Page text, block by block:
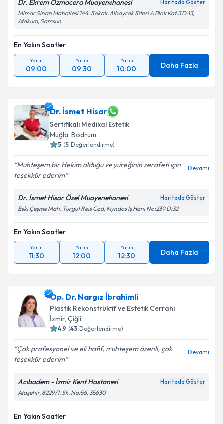
Dr. Ekrem Özmacera Muayenehanesi Haritada Göster
Mimar Sinan Mahallesi 144. Sokak, Albayrak Sitesi A Blok Kat:3 D:13,
Atakum, Samsun
En Yakın Saatler
Yarın
09:00
Yarın
09:30
Yarın
10:00 Daha Fazla
Dr. İsmet Hisar
Sertifikalı Medikal Estetik
Muğla, Bodrum
5 (5 Değerlendirme)
Muhteşem bir Hekim olduğu ve yüreğinin zerafeti için
teşekkür ederim
Devamı
Dr. İsmet Hisar Özel Muayenehanesi Haritada Göster
Eski Çeşme Mah. Turgut Reis Cad. Myndos İş Hanı No:239 D:32
En Yakın Saatler
Yarın
11:30
Yarın
12:00
Yarın
12:30 Daha Fazla
Op. Dr. Nargız İbrahimli
Plastik Rekonstrüktif ve Estetik Cerrahi
İzmir, Çiğli
4.9 (43 Değerlendirme)
Çok profesyonel ve eli hafif, muhteşem özenli, çok
teşekkür ederim
Devamı
Acıbadem - İzmir Kent Hastanesi Haritada Göster
Ataşehir, 8229/1. Sk. No:56, 35630
En Yakın Saatler